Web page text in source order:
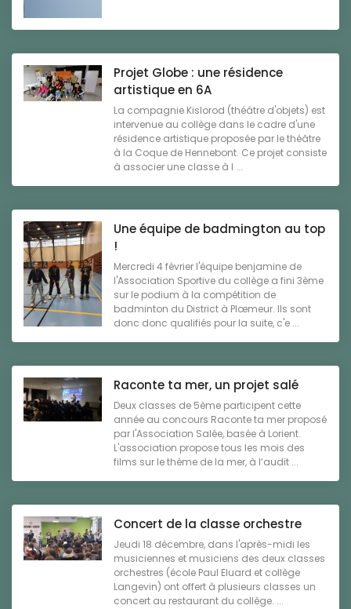
Projet Globe : une résidence
artistique en 6A
La compagnie Kislorod (théâtre d'objets) est
intervenue au collège dans le cadre d'une
résidence artistique proposée par le théâtre
à la Coque de Hennebont. Ce projet consiste
à associer une classe à l ...
Une équipe de badmington au top
!
Mercredi 4 février l'équipe benjamine de
l'Association Sportive du collège a fini 3ème
sur le podium à la compétition de
badminton du District à Plœmeur. Ils sont
donc donc qualifiés pour la suite, c'e ...
Raconte ta mer, un projet salé
Deux classes de 5ème participent cette
année au concours Raconte ta mer proposé
par l'Association Salée, basée à Lorient.
L'association propose tous les mois des
films sur le thème de la mer, à l’audit ...
Concert de la classe orchestre
Jeudi 18 décembre, dans l'après-midi les
musiciennes et musiciens des deux classes
orchestres (école Paul Eluard et collège
Langevin) ont offert à plusieurs classes un
concert au restaurant du collège. ...